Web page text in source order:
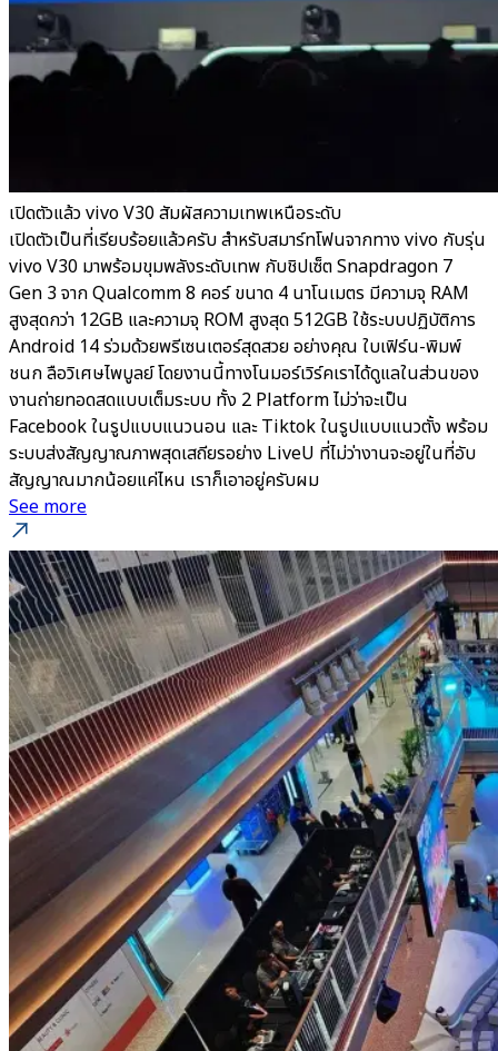
เปิดตัวแล้ว vivo V30 สัมผัสความเทพเหนือระดับ
เปิดตัวเป็นที่เรียบร้อยแล้วครับ สำหรับสมาร์ทโฟนจากทาง vivo กับรุ่น
vivo V30 มาพร้อมขุมพลังระดับเทพ กับชิปเซ็ต Snapdragon 7
Gen 3 จาก Qualcomm 8 คอร์ ขนาด 4 นาโนเมตร มีความจุ RAM
สูงสุดกว่า 12GB และความจุ ROM สูงสุด 512GB ใช้ระบบปฏิบัติการ
Android 14 ร่วมด้วยพรีเซนเตอร์สุดสวย อย่างคุณ ใบเฟิร์น-พิมพ์
ชนก ลือวิเศษไพบูลย์ โดยงานนี้ทางโนมอร์เวิร์คเราได้ดูแลในส่วนของ
งานถ่ายทอดสดแบบเต็มระบบ ทั้ง 2 Platform ไม่ว่าจะเป็น
Facebook ในรูปแบบแนวนอน และ Tiktok ในรูปแบบแนวตั้ง พร้อม
ระบบส่งสัญญาณภาพสุดเสถียรอย่าง LiveU ที่ไม่ว่างานจะอยู่ในที่อับ
สัญญาณมากน้อยแค่ไหน เราก็เอาอยู่ครับผม
See more